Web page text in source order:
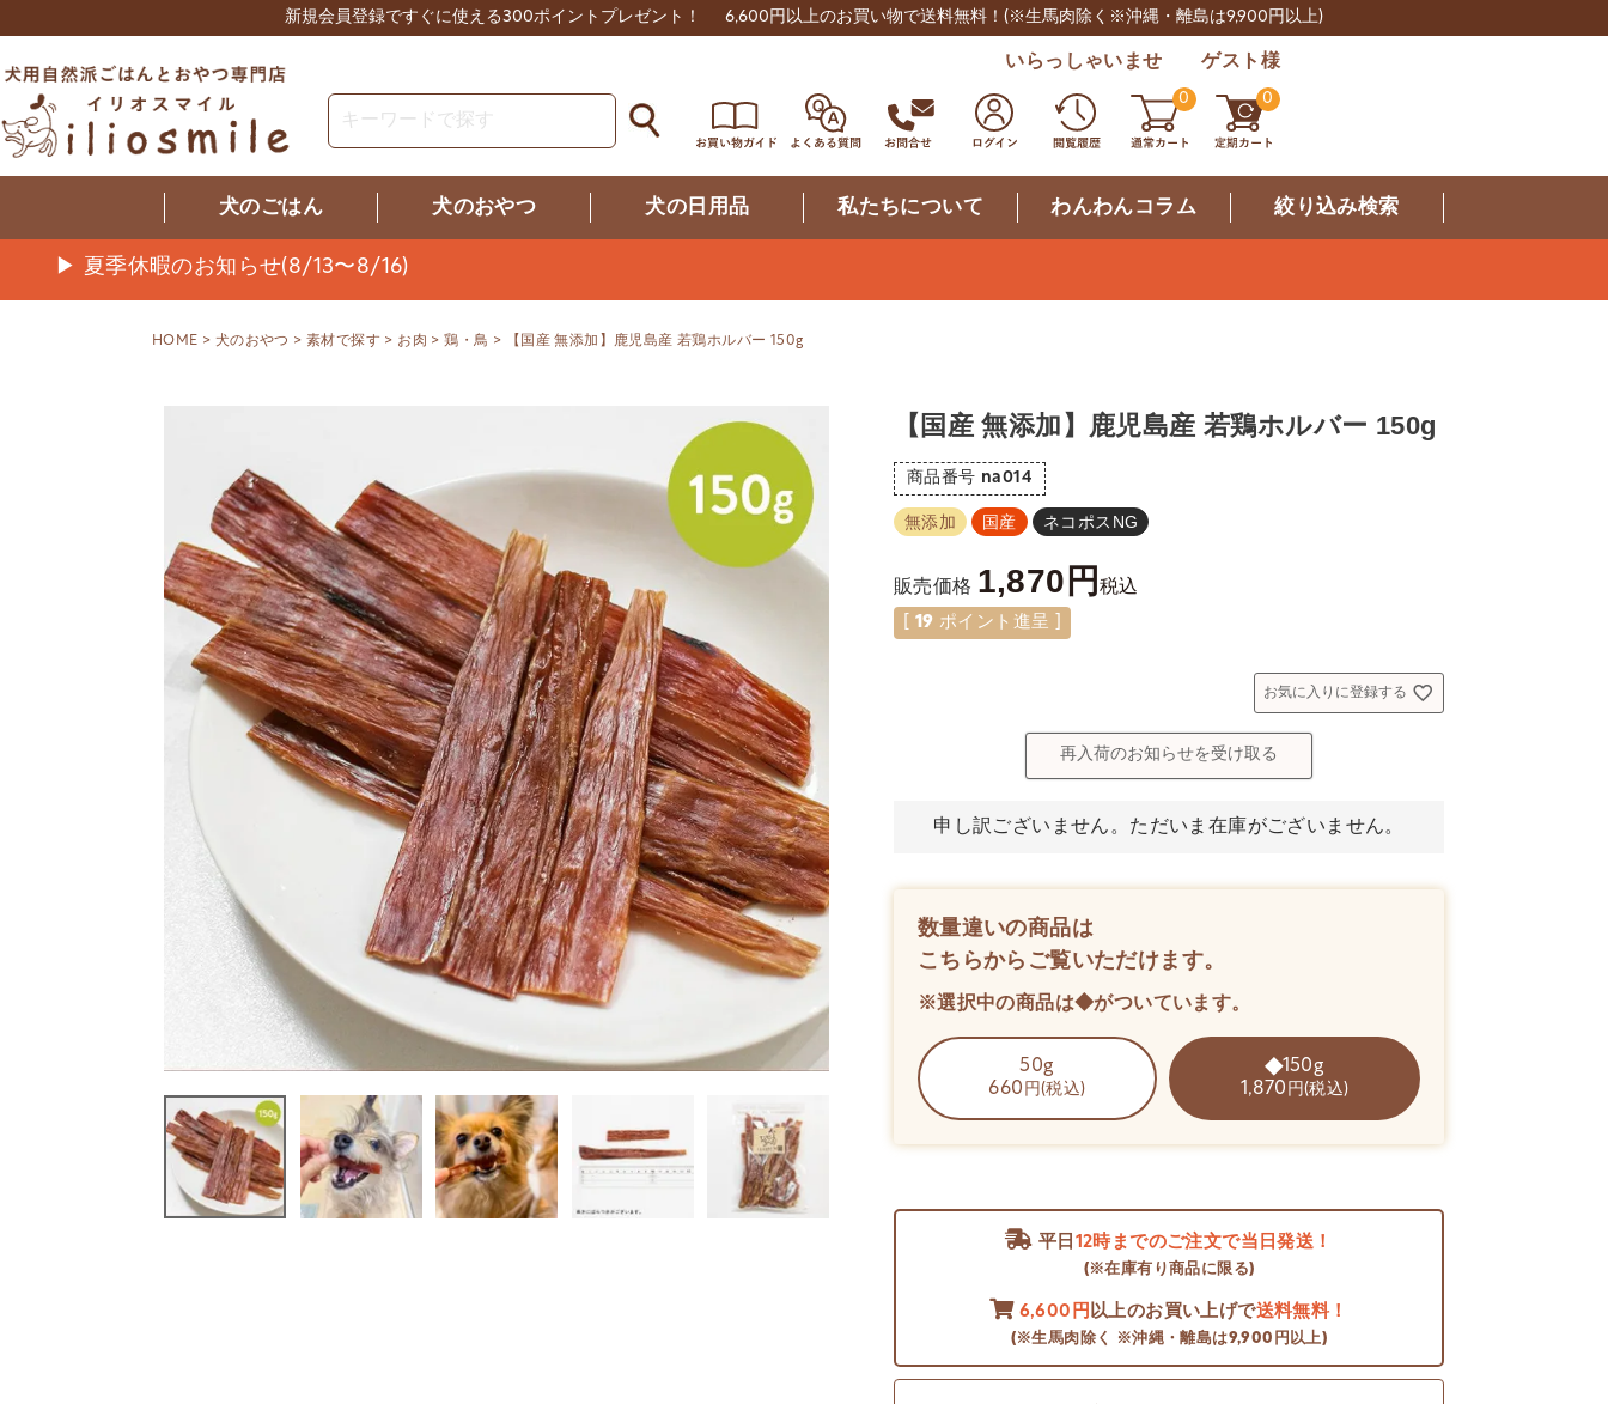
新規会員登録ですぐに使える300ポイントプレゼント！ 6,600円以上のお買い物で送料無料！ (※生馬肉除く※沖縄・離島は9,900円以上)
いらっしゃいませ ゲスト様
0 0
犬のごはん 犬のおやつ 犬の日用品 私たちについて わんわんコラム 絞り込み検索
▶ 夏季休暇のお知らせ(8/13〜8/16)
HOME 犬のおやつ 素材で探す お肉 鶏・鳥 【国産 無添加】鹿児島産 若鶏ホルバー 150g
【国産 無添加】鹿児島産 若鶏ホルバー 150g
商品番号 na014
無添加 国産 ネコポスNG
販売価格 1,870 税込
19 ポイント進呈 ]
お気に入りに登録する
再入荷のお知らせを受け取る
申し訳ございません。ただいま在庫がございません。
数量違いの商品は
こちらからご覧いただけます。
※選択中の商品は◆がついています。
50g
660 円(税込)
150g
1,870 円(税込)
平日 12時までのご注文で当日発送！
(※在庫有り商品に限る)
6,600円 以上のお買い上げで送料無料！
(※生馬肉除く ※沖縄・離島は9,900円以上)